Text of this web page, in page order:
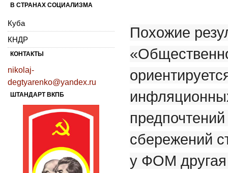
Похожие
сбережений
у ФОМ другая
В СТРАНАХ СОЦИАЛИЗМА
Куба
КНДР
КОНТАКТЫ
nikolaj-
degtyarenko@yandex.ru
ШТАНДАРТ ВКПБ